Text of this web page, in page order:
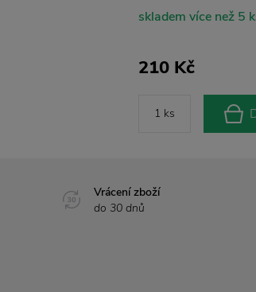
skladem více než 5
210 Kč
Vrácení zboží
do 30 dnů